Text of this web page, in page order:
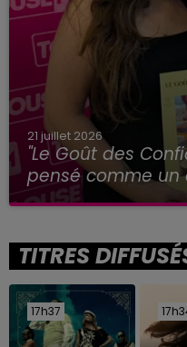
21 juillet 2026
"Le Goût des
pensé comme un
TITRES
17h37
17h37